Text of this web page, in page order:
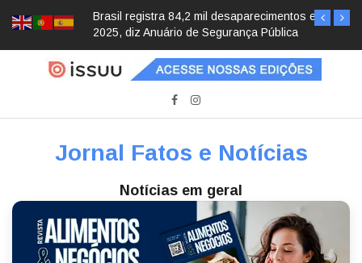
Brasil registra 84,2 mil desaparecimentos em
2025, diz Anuário de Segurança Pública
Jornal Fatos e Notícias
Notícias em geral